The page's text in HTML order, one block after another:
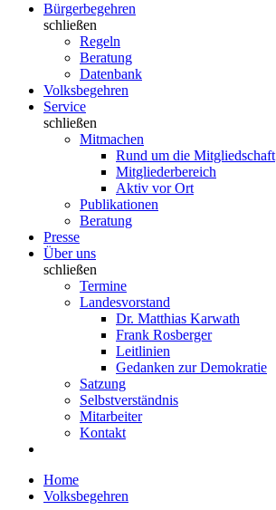
Bürgerbegehren
schließen
Regeln
Beratung
Datenbank
Volksbegehren
Service
schließen
Mitmachen
Rund um die Mitgliedschaft
Mitgliederbereich
Aktiv vor Ort
Publikationen
Beratung
Presse
Über uns
schließen
Termine
Landesvorstand
Dr. Matthias Karwath
Frank Rosberger
Leitlinien
Gedanken zur Demokratie
Satzung
Selbstverständnis
Mitarbeiter
Kontakt
Home
Volksbegehren